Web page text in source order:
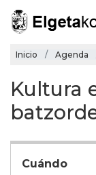
Inicio Agenda
Kultura
Cuándo